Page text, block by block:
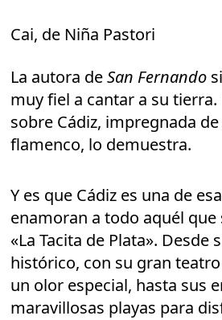
Cai, de Niña Pastori
La autora deSan Fernando
muy fiel a cantar a su tierra.
sobre Cádiz, impregnada
flamenco, lo demuestra.
Y es que Cádiz es una de
enamoran a todo aquél que
«La Tacita de Plata». Desde
histórico, con su gran
un olor especial, hasta sus
maravillosas playas para